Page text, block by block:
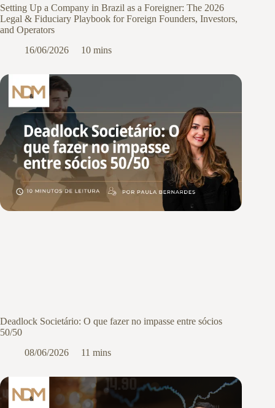
Setting Up a Company in Brazil as a Foreigner: The 2026
Legal & Fiduciary Playbook for Foreign Founders, Investors,
and Operators
16/06/2026
10 mins
Deadlock Societário: O que fazer no impasse entre sócios
50/50
08/06/2026
11 mins